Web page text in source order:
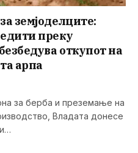
земјоделците:
преку
откупот на
арпа
за берба и преземање на
Владата донесе